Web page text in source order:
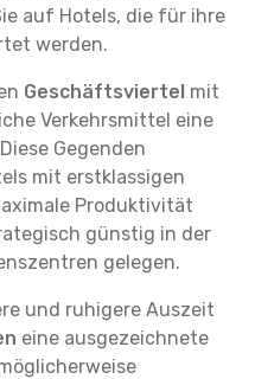
auf Hotels, die für ihre
werden.
Geschäftsviertel mit
Verkehrsmittel eine
Gegenden
mit erstklassigen
Produktivität
günstig in der
gelegen.
und ruhigere Auszeit
eine ausgezeichnete